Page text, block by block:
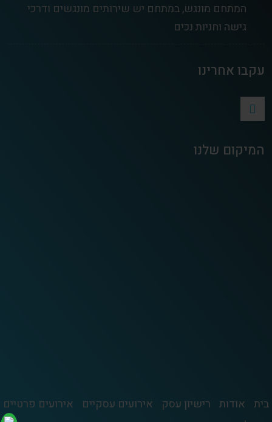
המתחם מונגש, במתחם יש שירותים מונגשים ודרכי
גישה וחניות נכים
עקבו אחרינו
המיקום שלנו
בית אודות רישיון עסק אירועים עסקיים
אירועים פרטיים